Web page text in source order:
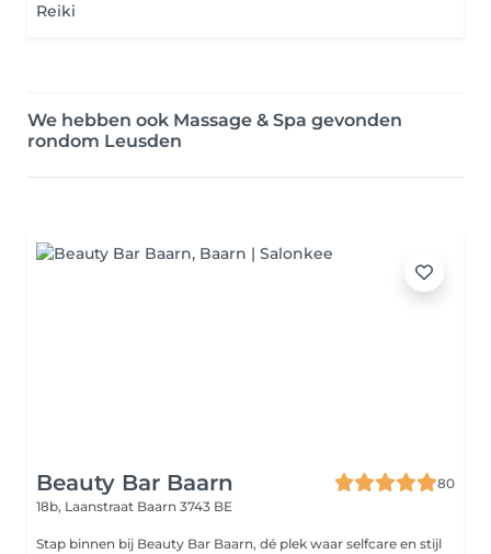
Reiki
We hebben ook Massage & Spa gevonden
rondom Leusden
Beauty Bar Baarn
80
18b, Laanstraat Baarn 3743 BE
Stap binnen bij Beauty Bar Baarn, dé plek waar selfcare en stijl